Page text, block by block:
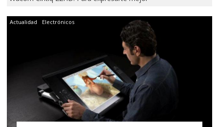
Actualidad Electrónicos